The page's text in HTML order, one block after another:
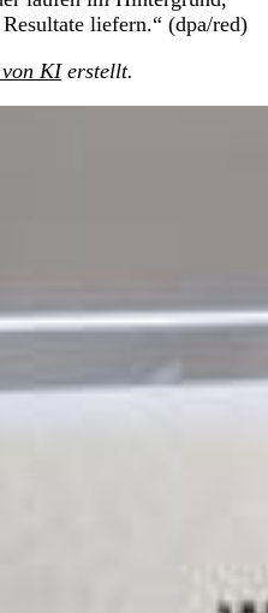
liefern.“ (dpa/red)
KIerstellt.